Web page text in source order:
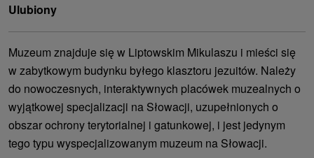
Ulubiony
Muzeum znajduje się w Liptowskim Mikulaszu i mieści się
w zabytkowym budynku byłego klasztoru jezuitów. Należy
do nowoczesnych, interaktywnych placówek muzealnych o
wyjątkowej specjalizacji na Słowacji, uzupełnionych o
obszar ochrony terytorialnej i gatunkowej, i jest jedynym
tego typu wyspecjalizowanym muzeum na Słowacji.